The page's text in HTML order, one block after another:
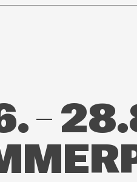
–